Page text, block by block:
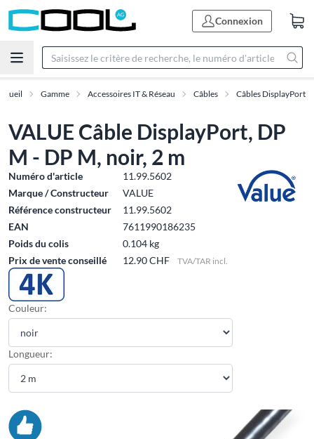
Connexion
Gamme Accessoires IT & Réseau Câbles Câbles DisplayPort
VALUE Câble DisplayPort, DP
M - DP M, noir, 2 m
Numéro d'article
11.99.5602
Marque / Constructeur
VALUE
Référence constructeur
11.99.5602
EAN
7611990186235
Poids du colis
0.104 kg
Prix de vente conseillé
12.90 CHF TVA/TAR incl.
Couleur:
Longueur: